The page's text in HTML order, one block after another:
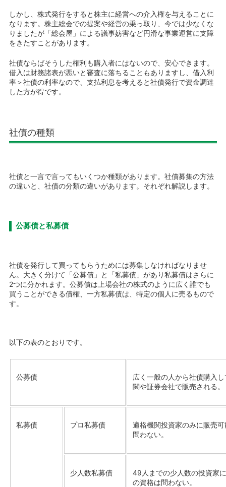
しかし、株式発行をすると株主に経営への介入権を与えることに
なります。株主総会での提案や経営の乗っ取り、今では少なくな
りましたが「総会屋」による議事妨害など円滑な事業運営に支障
をきたすことがあります。
社債ならばそうした権利も購入者にはないので、安心できます。
借入は財務諸表が悪いと審査に落ちることもありますし、借入利
率＞社債の利率なので、支払利息を考えると社債発行で資金調達
した方が得です。
社債の種類
社債と一言で言ってもいくつか種類があります。社債募集の方法
の違いと、社債の分類の違いがあります。それぞれ解説します。
公募債と私募債
社債を発行して買ってもらうためには募集しなければなりませ
ん。大きく分けて「公募債」と「私募債」があり私募債はさらに
2つに分かれます。公募債は上場会社の株式のように広く誰でも
買うことができる債権、一方私募債は、特定の個人に売るもので
す。
以下の表のとおりです。
公募債
広く一般の人から社債購入
関や証券会社で販売される。
私募債 プロ私募債
適格機関投資家のみに販売
問わない。
少人数私募債
49人までの少人数の投資家
の資格は問わない。